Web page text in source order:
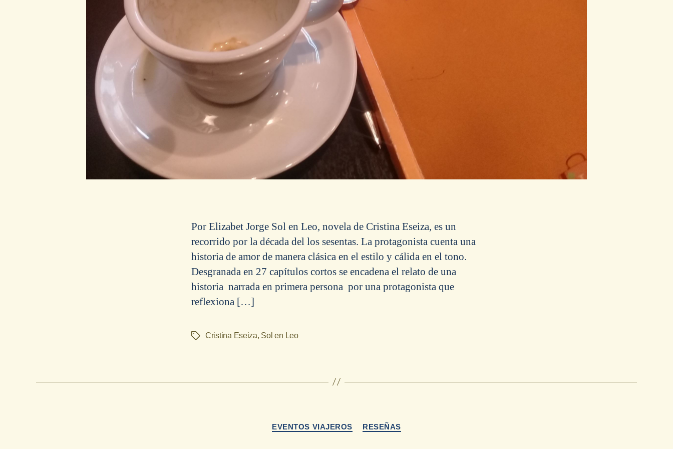
Por Elizabet Jorge Sol en Leo, novela de Cristina Eseiza, es un
recorrido por la década del los sesentas. La protagonista cuenta una
historia de amor de manera clásica en el estilo y cálida en el tono.
Desgranada en 27 capítulos cortos se encadena el relato de una
historia narrada en primera persona por una protagonista que
reflexiona […]
Etiquetas
Cristina Eseiza, Sol en Leo
Categorías
EVENTOS VIAJEROS RESEÑAS